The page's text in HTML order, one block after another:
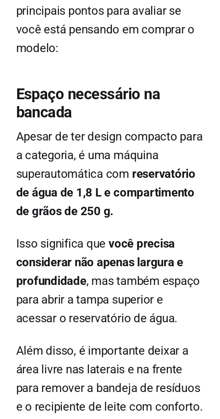
principais pontos para avaliar se
você está pensando em comprar o
modelo:
Espaço necessário na
bancada
Apesar de ter design compacto para
a categoria, é uma máquina
superautomática com reservatório
de água de 1,8 L e compartimento
de grãos de 250 g.
Isso significa que você precisa
considerar não apenas largura e
profundidade, mas também espaço
para abrir a tampa superior e
acessar o reservatório de água.
Além disso, é importante deixar a
área livre nas laterais e na frente
para remover a bandeja de resíduos
e o recipiente de leite com conforto.